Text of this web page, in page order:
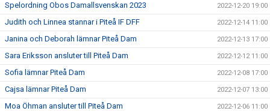
Spelordning Obos Damallsvenskan 2023 2022-12-20 19:00
Judith och Linnea stannar i Piteå IF DFF 2022-12-14 11:00
Janina och Deborah lämnar Piteå Dam 2022-12-13 17:00
Sara Eriksson ansluter till Piteå Dam 2022-12-12 11:00
Sofia lämnar Piteå Dam 2022-12-08 17:00
Cajsa lämnar Piteå Dam 2022-12-07 13:00
Moa Öhman ansluter till Piteå Dam 2022-12-06 11:00